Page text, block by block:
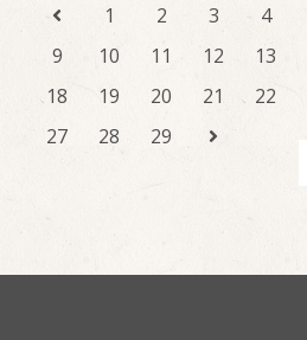
1 2 3 4
9
10 11 12 13
18
19 20 21 22
27
28 29